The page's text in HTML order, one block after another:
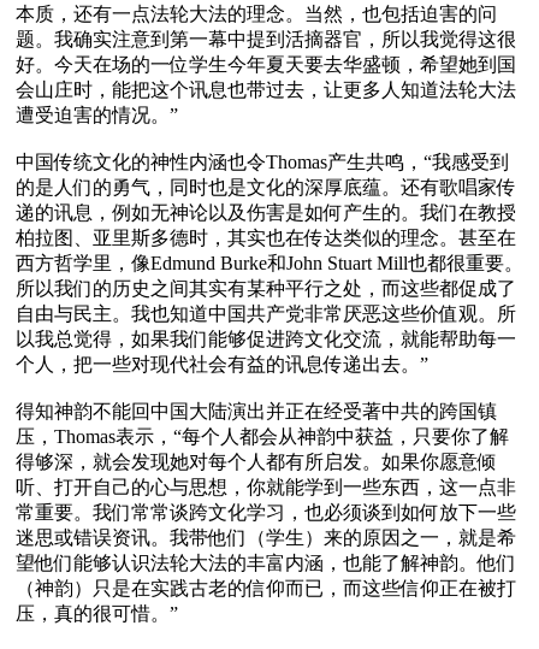
本质，还有一点法轮大法的理念。当然，也包括迫害的问
题。我确实注意到第一幕中提到活摘器官，所以我觉得这很
好。今天在场的一位学生今年夏天要去华盛顿，希望她到国
会山庄时，能把这个讯息也带过去，让更多人知道法轮大法
遭受迫害的情况。”
中国传统文化的神性内涵也令Thomas产生共鸣，“我感受到
的是人们的勇气，同时也是文化的深厚底蕴。还有歌唱家传
递的讯息，例如无神论以及伤害是如何产生的。我们在教授
柏拉图、亚里斯多德时，其实也在传达类似的理念。甚至在
西方哲学里，像Edmund Burke和John Stuart Mill也都很重要。
所以我们的历史之间其实有某种平行之处，而这些都促成了
自由与民主。我也知道中国共产党非常厌恶这些价值观。所
以我总觉得，如果我们能够促进跨文化交流，就能帮助每一
个人，把一些对现代社会有益的讯息传递出去。”
得知神韵不能回中国大陆演出并正在经受著中共的跨国镇
压，Thomas表示，“每个人都会从神韵中获益，只要你了解
得够深，就会发现她对每个人都有所启发。如果你愿意倾
听、打开自己的心与思想，你就能学到一些东西，这一点非
常重要。我们常常谈跨文化学习，也必须谈到如何放下一些
迷思或错误资讯。我带他们（学生）来的原因之一，就是希
望他们能够认识法轮大法的丰富内涵，也能了解神韵。他们
（神韵）只是在实践古老的信仰而已，而这些信仰正在被打
压，真的很可惜。”